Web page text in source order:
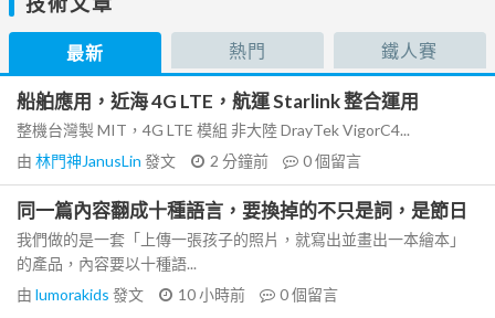
最新 熱門 鐵人賽
船舶應用，近海 4G LTE，航運 Starlink 整合運用
整機台灣製 MIT，4G LTE 模組 非大陸 DrayTek VigorC4...
由 林門神JanusLin 發文 2 分鐘前 0個留言
同一篇內容翻成十種語言，要換掉的不只是詞，是節日
我們做的是一套「上傳一張孩子的照片，就寫出並畫出一本繪本」
的產品，內容要以十種語...
由 lumorakids 發文 10 小時前 0個留言